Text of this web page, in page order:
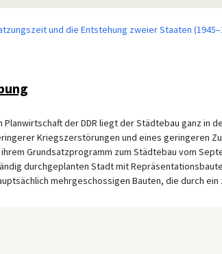
und die Entstehung zweier Staaten
der DDR liegt der Städtebau ganz in
Kriegszerstörungen und eines geringeren
Grundsatzprogramm zum Städtebau vom
durchgeplanten Stadt mit
mehrgeschossigen Bauten, die durch